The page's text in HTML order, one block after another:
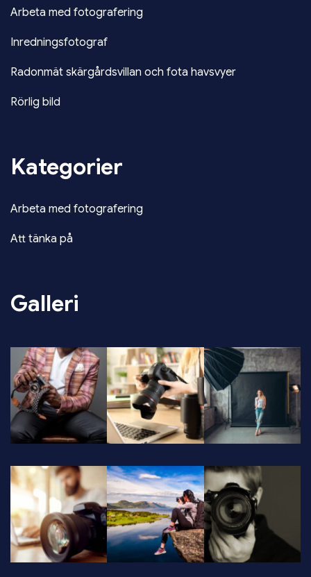
Arbeta med fotografering
Inredningsfotograf
Radonmät skärgårdsvillan och fota havsvyer
Rörlig bild
Kategorier
Arbeta med fotografering
Att tänka på
Galleri